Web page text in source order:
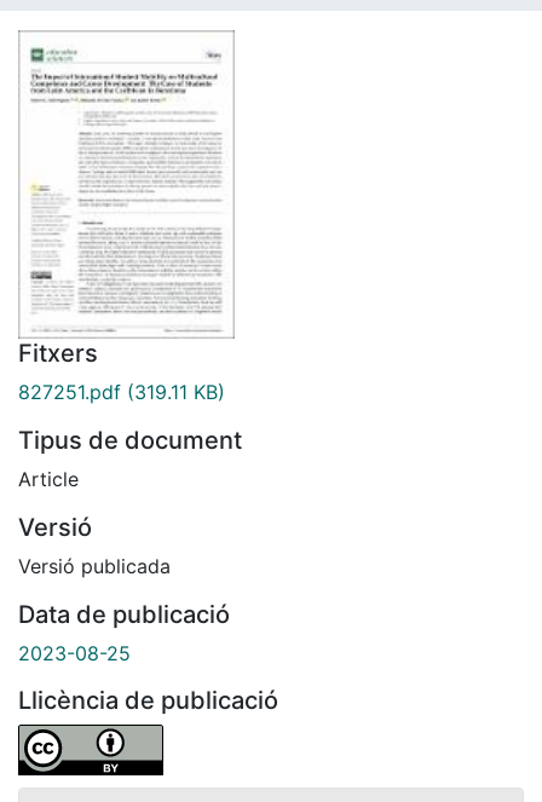
Fitxers
827251.pdf (319.11 KB)
Tipus de document
Article
Versió
Versió publicada
Data de publicació
2023-08-25
Llicència de publicació